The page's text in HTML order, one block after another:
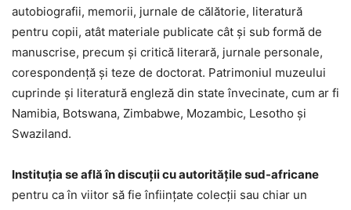
autobiografii, memorii, jurnale de călătorie, literatură
pentru copii, atât materiale publicate cât şi sub formă de
manuscrise, precum şi critică literară, jurnale personale,
corespondenţă şi teze de doctorat. Patrimoniul muzeului
cuprinde şi literatură engleză din state învecinate, cum ar fi
Namibia, Botswana, Zimbabwe, Mozambic, Lesotho şi
Swaziland.
Instituţia se află în discuţii cu autorităţile sud-africane
pentru ca în viitor să fie înfiinţate colecţii sau chiar un